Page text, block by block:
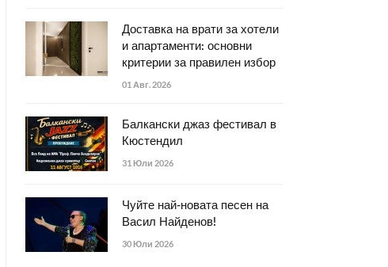
Доставка на врати за хотели
и апартаменти: основни
критерии за правилен избор
01 Авг. 2026
Балкански джаз фестивал в
Кюстендил
31 Юли 2026
Чуйте най-новата песен на
Васил Найденов!
30 Юли 2026